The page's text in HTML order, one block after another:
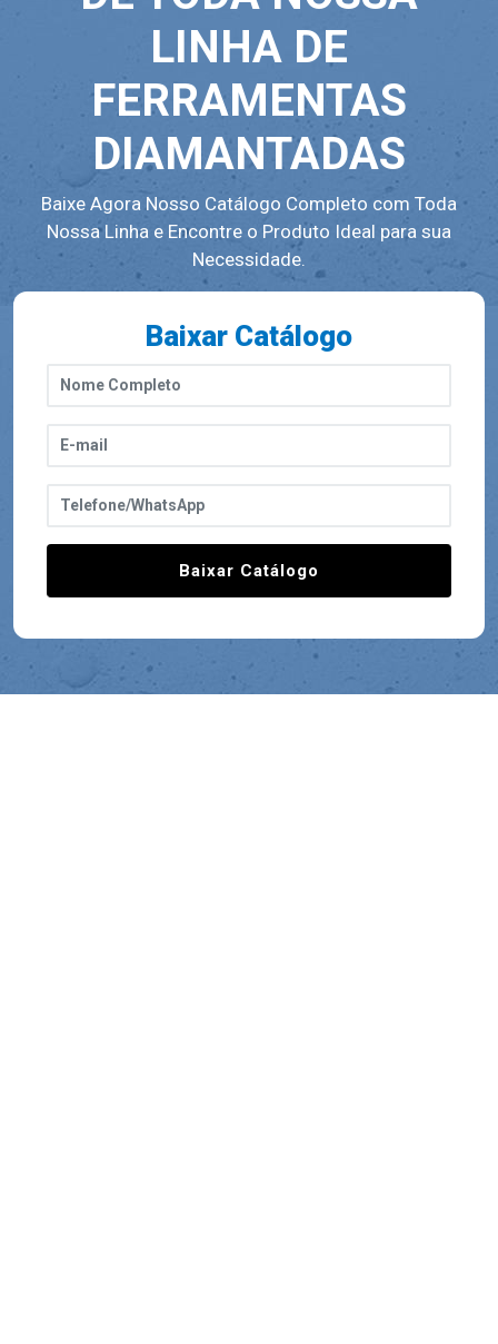
LINHA DE
FERRAMENTAS
DIAMANTADAS
Baixe Agora Nosso Catálogo Completo com Toda
Nossa Linha e Encontre o Produto Ideal para sua
Necessidade.
Baixar Catálogo
Baixar Catálogo